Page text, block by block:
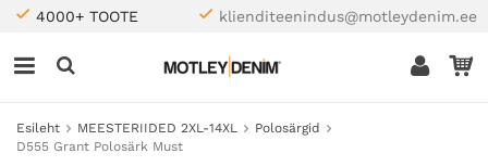
4000+ TOOTE klienditeenindus@motleydenim.ee
Esileht MEESTERIIDED 2XL-14XL
Polosärgid
D555 Grant Polosärk Must